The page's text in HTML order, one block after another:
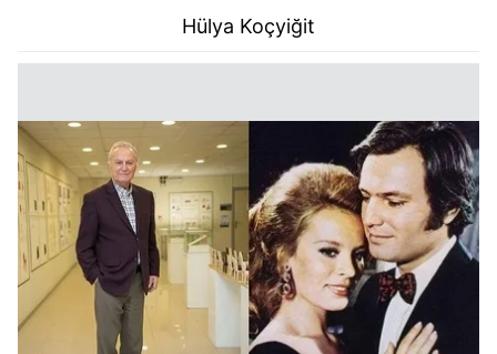
Hülya Koçyiğit